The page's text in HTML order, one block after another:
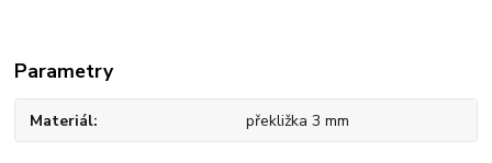
Parametry
Materiál překližka 3 mm